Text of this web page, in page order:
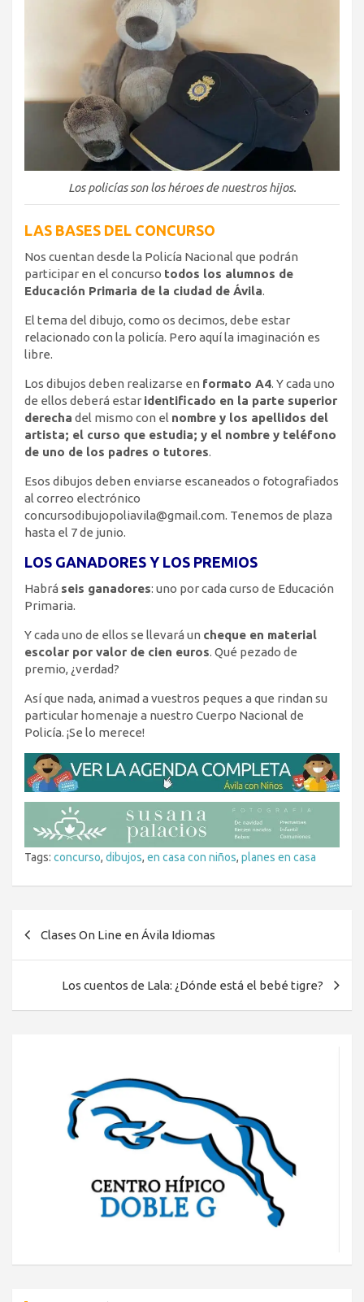
Los policías son los héroes de nuestros hijos.
LAS BASES DEL CONCURSO
Nos cuentan desde la Policía Nacional que podrán
participar en el concurso todos los alumnos de
Educación Primaria de la ciudad de Ávila.
El tema del dibujo, como os decimos, debe estar
relacionado con la policía. Pero aquí la imaginación es
libre.
Los dibujos deben realizarse en formato A4. Y cada uno
de ellos deberá estar identificado en la parte superior
derecha del mismo con el nombre y los apellidos del
artista; el curso que estudia; y el nombre y teléfono
de uno de los padres o tutores.
Esos dibujos deben enviarse escaneados o fotografiados
al correo electrónico
concursodibujopoliavila@gmail.com. Tenemos de plaza
hasta el 7 de junio.
LOS GANADORES Y LOS PREMIOS
Habrá seis ganadores: uno por cada curso de Educación
Primaria.
Y cada uno de ellos se llevará un cheque en material
escolar por valor de cien euros. Qué pezado de
premio, ¿verdad?
Así que nada, animad a vuestros peques a que rindan su
particular homenaje a nuestro Cuerpo Nacional de
Policía. ¡Se lo merece!
Tags: concurso, dibujos, en casa con niños, planes en casa
Clases On Line en Ávila Idiomas
Los cuentos de Lala: ¿Dónde está el bebé tigre?